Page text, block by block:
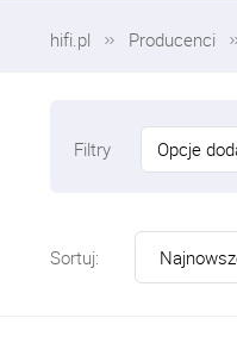
hifi.pl Producenci
Filtry Opcje
Sortuj: